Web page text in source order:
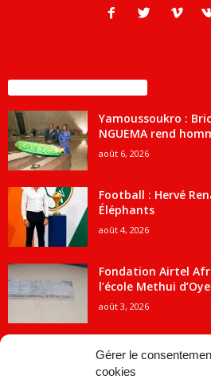
Gérer le
cookies
Yamoussoukro :
NGUEMA rend
août 6, 2026
Football : Hervé
Éléphants
août 4, 2026
Fondation Airtel
l’école Methui
août 3, 2026